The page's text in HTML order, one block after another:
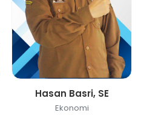
Hasan Basri, SE
Ekonomi